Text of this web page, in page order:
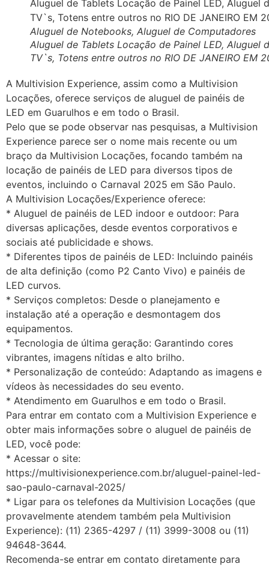
Aluguel de Notebooks, Aluguel de Computadores
Aluguel de Tablets Locação de Painel LED, Aluguel
TV`s, Totens entre outros no RIO DE JANEIRO EM
A Multivision Experience, assim como a Multivision
Locações, oferece serviços de aluguel de painéis de
LED em Guarulhos e em todo o Brasil.
Pelo que se pode observar nas pesquisas, a Multivision
Experience parece ser o nome mais recente ou um
braço da Multivision Locações, focando também na
locação de painéis de LED para diversos tipos de
eventos, incluindo o Carnaval 2025 em São Paulo.
A Multivision Locações/Experience oferece:
* Aluguel de painéis de LED indoor e outdoor: Para
diversas aplicações, desde eventos corporativos e
sociais até publicidade e shows.
* Diferentes tipos de painéis de LED: Incluindo painéis
de alta definição (como P2 Canto Vivo) e painéis de
LED curvos.
* Serviços completos: Desde o planejamento e
instalação até a operação e desmontagem dos
equipamentos.
* Tecnologia de última geração: Garantindo cores
vibrantes, imagens nítidas e alto brilho.
* Personalização de conteúdo: Adaptando as imagens e
vídeos às necessidades do seu evento.
* Atendimento em Guarulhos e em todo o Brasil.
Para entrar em contato com a Multivision Experience e
obter mais informações sobre o aluguel de painéis de
LED, você pode:
* Acessar o site:
https://multivisionexperience.com.br/aluguel-painel-led-
sao-paulo-carnaval-2025/
* Ligar para os telefones da Multivision Locações (que
provavelmente atendem também pela Multivision
Experience): (11) 2365-4297 / (11) 3999-3008 ou (11)
94648-3644.
Recomenda-se entrar em contato diretamente para